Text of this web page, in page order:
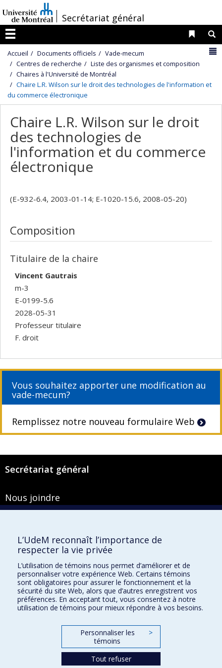
au
contenu
/
Secrétariat général
Menu
Liens
Accueil Documents officiels
Vade-mecum
Centres de recherche
Liste des organismes et composition
Chaires à l'Université de Montréal
Chaire L.R. Wilson sur le droit des technologies de l'information et
du commerce électronique
Chaire L.R. Wilson sur le droit
des technologies de
l'information et du commerce
électronique
(E-932-6.4, 2003-01-14; E-1020-15.6, 2008-05-20)
Composition
Titulaire de la chaire
Vincent Gautrais
m-3
E-0199-5.6
2028-05-31
Professeur titulaire
F. droit
Vous souhaitez apporter une modification au
vade-mecum?
Remplissez notre nouveau formulaire Web
Secrétariat général
Nous joindre
Montréal (Québec) H3T 1J4
Courriel : secretariat-general@umontreal.ca
Admission
Plan du site
Accessibilité
Accès au portail sécurisé du Secrétariat général
Recherche dans le vade-mecum
L’UdeM reconnaît l’importance de
respecter la vie privée
L’utilisation de témoins nous permet d’améliorer et de
personnaliser votre expérience Web. Certains témoins
sont obligatoires pour assurer le fonctionnement et la
sécurité du site Web, alors que d’autres enregistrent vos
préférences. En acceptant tout, vous consentez à notre
utilisation de témoins pour mieux répondre à vos besoins.
Personnaliser les
témoins
>
Tout refuser